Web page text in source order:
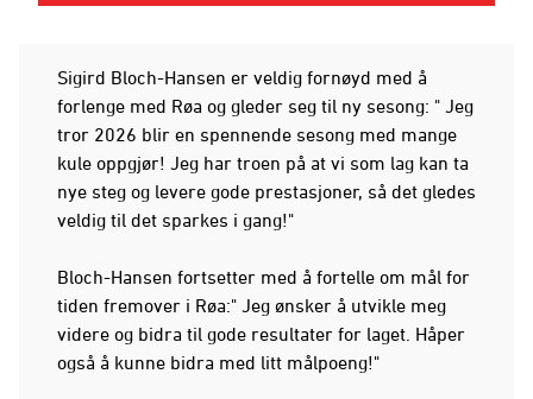
Sigird Bloch-Hansen er veldig fornøyd med å
forlenge med Røa og gleder seg til ny sesong: " Jeg
tror 2026 blir en spennende sesong med mange
kule oppgjør! Jeg har troen på at vi som lag kan ta
nye steg og levere gode prestasjoner, så det gledes
veldig til det sparkes i gang!"
Bloch-Hansen fortsetter med å fortelle om mål for
tiden fremover i Røa:" Jeg ønsker å utvikle meg
videre og bidra til gode resultater for laget. Håper
også å kunne bidra med litt målpoeng!"